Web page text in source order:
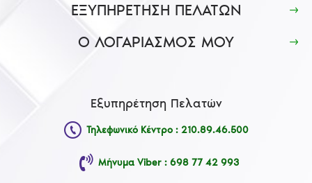
ΕΞΥΠΗΡΕΤΗΣΗ ΠΕΛΑΤΩΝ
Ο ΛΟΓΑΡΙΑΣΜΟΣ ΜΟΥ
Εξυπηρέτηση Πελατών
Τηλεφωνικό Κέντρο : 210.89.46.500
Μήνυμα Viber : 698 77 42 993